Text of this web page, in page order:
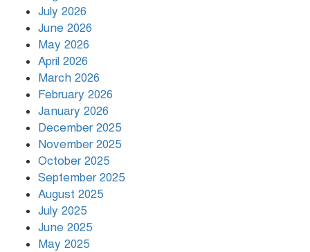
বৃষ্টি থামার নাম নেই, পথে পথে
July 2026
June 2026
May 2026
April 2026
March 2026
February 2026
January 2026
December 2025
November 2025
October 2025
September 2025
August 2025
July 2025
June 2025
May 2025